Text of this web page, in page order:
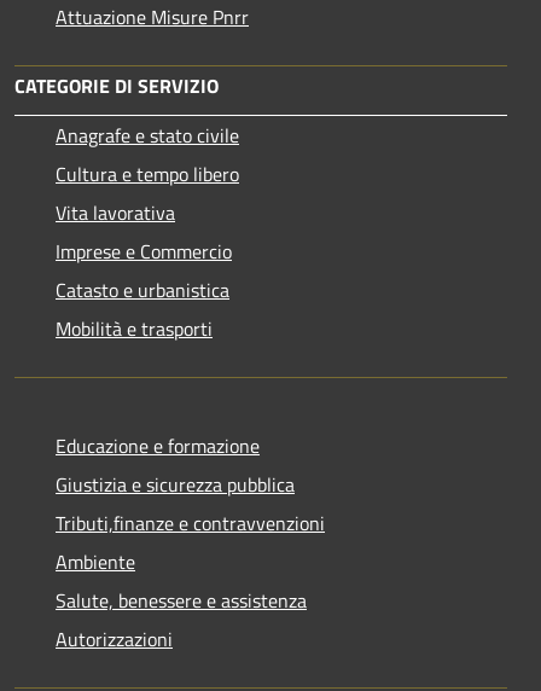
Attuazione Misure Pnrr
CATEGORIE DI SERVIZIO
Anagrafe e stato civile
Cultura e tempo libero
Vita lavorativa
Imprese e Commercio
Catasto e urbanistica
Mobilità e trasporti
Educazione e formazione
Giustizia e sicurezza pubblica
Tributi,finanze e contravvenzioni
Ambiente
Salute, benessere e assistenza
Autorizzazioni